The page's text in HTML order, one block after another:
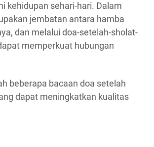
kehidupan sehari-hari. Dalam
jembatan antara hamba
dan melalui doa-setelah-sholat-
memperkuat hubungan
beberapa bacaan doa setelah
dapat meningkatkan kualitas